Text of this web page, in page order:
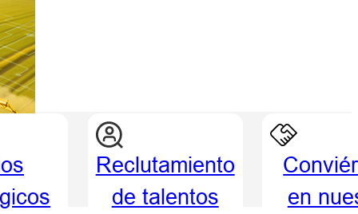
Reclutamiento
de talentos
en